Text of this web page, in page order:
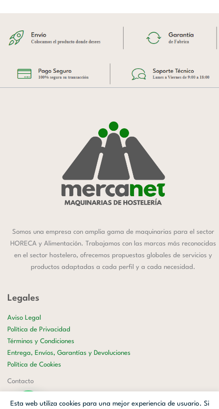
Somos una empresa con amplia gama de maquinarias para el sector
HORECA y Alimentación. Trabajamos con las marcas más reconocidas
en el sector hostelero, ofrecemos propuestas globales de servicios y
productos adaptadas a cada perfil y a cada necesidad.
Legales
Aviso Legal
Política de Privacidad
Términos y Condiciones
Entrega, Envíos, Garantías y Devoluciones
Política de Cookies
Contacto
658 177 599
Esta web utiliza cookies para una mejor experiencia de usuario. Si